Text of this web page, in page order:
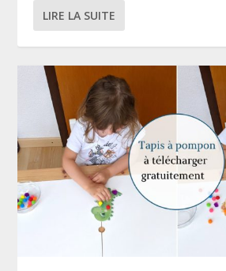
LIRE LA SUITE